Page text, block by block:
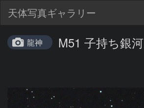
天体写真ギャラリー
龍神 M51 子持ち銀河